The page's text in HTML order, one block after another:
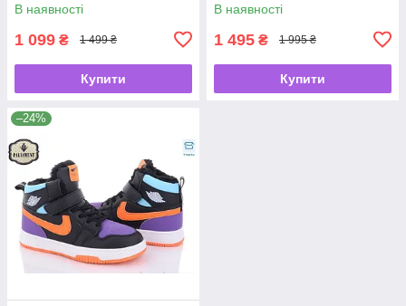
В наявності
1 099 ₴ 1 499 ₴
Купити
В наявності
1 495 ₴ 1 995 ₴
Купити
–24%